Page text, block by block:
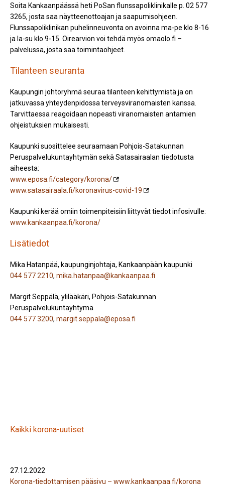
Soita Kankaanpäässä heti PoSan flunssapoliklinikalle p. 02 577
3265, josta saa näytteenottoajan ja saapumisohjeen.
Flunssapoliklinikan puhelinneuvonta on avoinna ma-pe klo 8-16
ja la-su klo 9-15. Oirearvion voi tehdä myös omaolo.fi –
palvelussa, josta saa toimintaohjeet.
Tilanteen seuranta
Kaupungin johtoryhmä seuraa tilanteen kehittymistä ja on
jatkuvassa yhteydenpidossa terveysviranomaisten kanssa.
Tarvittaessa reagoidaan nopeasti viranomaisten antamien
ohjeistuksien mukaisesti.
Kaupunki suosittelee seuraamaan Pohjois-Satakunnan
Peruspalvelukuntayhtymän sekä Satasairaalan tiedotusta
aiheesta:
www.eposa.fi/category/korona/
www.satasairaala.fi/koronavirus-covid-19
Kaupunki kerää omiin toimenpiteisiin liittyvät tiedot infosivulle:
www.kankaanpaa.fi/korona/
Lisätiedot
Mika Hatanpää, kaupunginjohtaja, Kankaanpään kaupunki
044 577 2210, mika.hatanpaa@kankaanpaa.fi
Margit Seppälä, ylilääkäri, Pohjois-Satakunnan
Peruspalvelukuntayhtymä
044 577 3200, margit.seppala@eposa.fi
Kaikki korona-uutiset
27.12.2022
Korona-tiedottamisen pääsivu – www.kankaanpaa.fi/korona